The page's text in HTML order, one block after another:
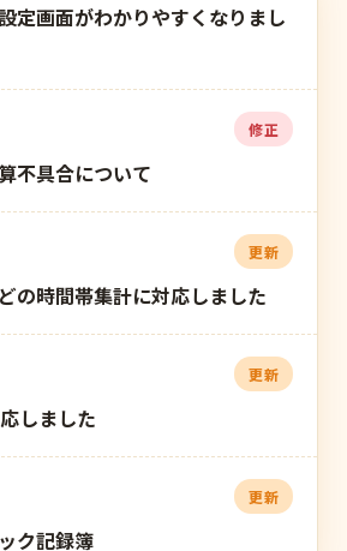
定画面がわかりやすくなりまし
修正
不具合について
更新
の時間帯集計に対応しました
更新
しました
更新
ク記録簿